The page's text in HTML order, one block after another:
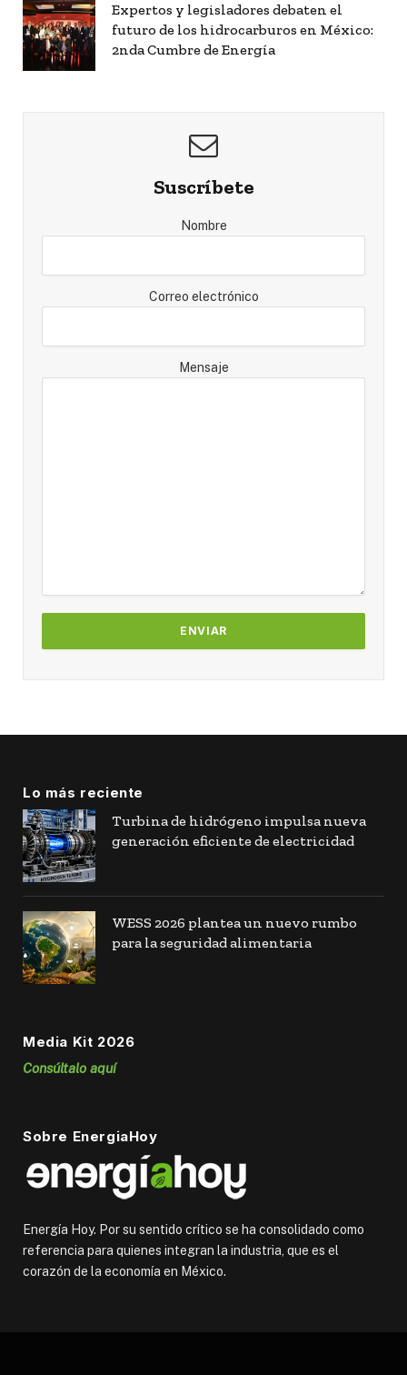
Expertos y legisladores debaten el
futuro de los hidrocarburos en México:
2nda Cumbre de Energía
Suscríbete
Nombre
Correo electrónico
Mensaje
Lo más reciente
Turbina de hidrógeno impulsa nueva
generación eficiente de electricidad
WESS 2026 plantea un nuevo rumbo
para la seguridad alimentaria
Media Kit 2026
Consúltalo aquí
Sobre EnergiaHoy
Energía Hoy. Por su sentido crítico se ha consolidado como
referencia para quienes integran la industria, que es el
corazón de la economía en México.